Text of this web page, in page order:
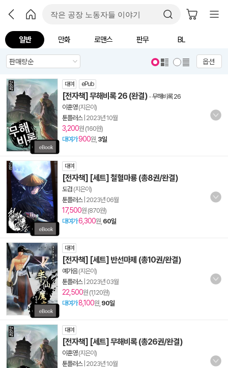
일반 만화 로맨스 판무 BL
옵션
대여 ePub
[전자책] 무해비록 26 (완결) -무해비록 26
이훈영(지은이)
툰플러스| 2023년 10월
3,200원 (160원)
대여가900원, 3일
대여
[전자책] [세트] 철혈마룡 (총8권/완결)
도검 (지은이)
툰플러스| 2023년 06월
17,500원 (870원)
대여가6,300원, 60일
대여
[전자책] [세트] 반선마제 (총10권/완결)
예가음(지은이)
툰플러스| 2023년 03월
22,500원 (1,120원)
대여가8,100원, 90일
대여
[전자책] [세트] 무해비록 (총26권/완결)
이훈영(지은이)
툰플러스| 2023년 10월